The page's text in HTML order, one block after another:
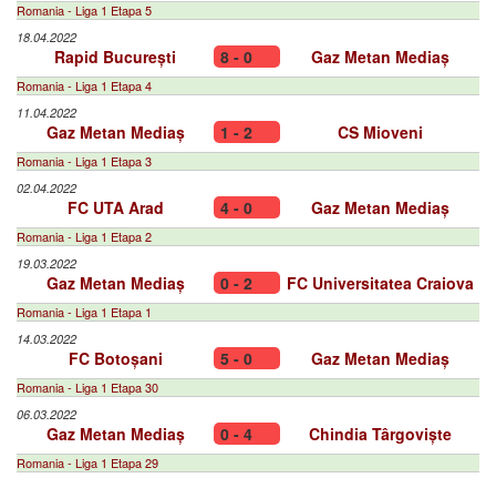
Romania - Liga 1 Etapa 5
18.04.2022
Rapid București 8 - 0 Gaz Metan Mediaș
Romania - Liga 1 Etapa 4
11.04.2022
Gaz Metan Mediaș 1 - 2 CS Mioveni
Romania - Liga 1 Etapa 3
02.04.2022
FC UTA Arad 4 - 0 Gaz Metan Mediaș
Romania - Liga 1 Etapa 2
19.03.2022
Gaz Metan Mediaș 0 - 2 FC Universitatea Craiova
Romania - Liga 1 Etapa 1
14.03.2022
FC Botoșani 5 - 0 Gaz Metan Mediaș
Romania - Liga 1 Etapa 30
06.03.2022
Gaz Metan Mediaș 0 - 4 Chindia Târgoviște
Romania - Liga 1 Etapa 29